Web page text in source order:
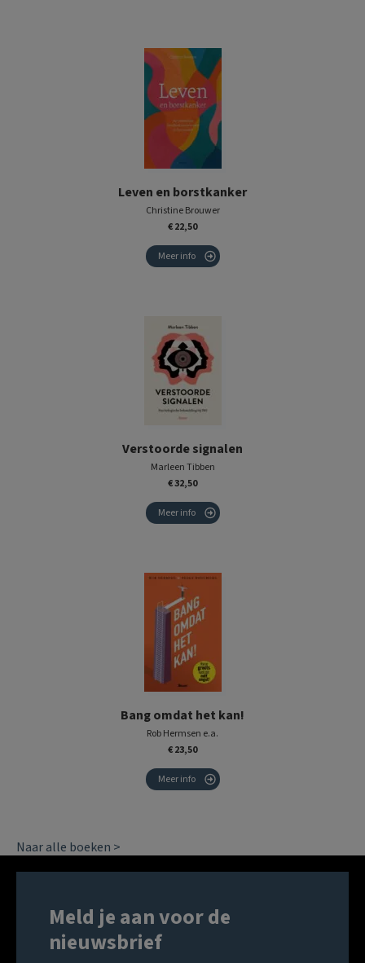
Leven en borstkanker
Christine Brouwer
€ 22,50
Meer info
Verstoorde signalen
Marleen Tibben
€ 32,50
Meer info
Bang omdat het kan!
Rob Hermsen e.a.
€ 23,50
Meer info
Naar alle boeken >
Meld je aan voor de
nieuwsbrief